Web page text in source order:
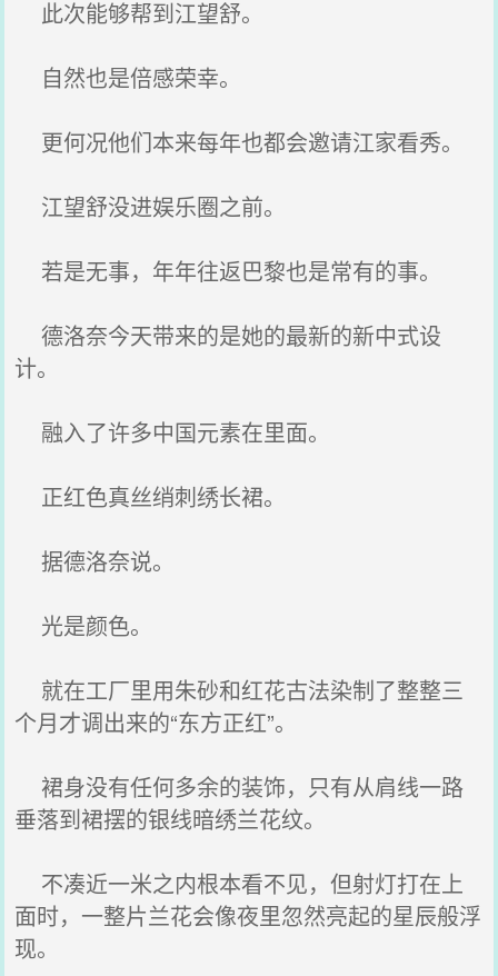
此次能够帮到江望舒。
自然也是倍感荣幸。
更何况他们本来每年也都会邀请江家看秀。
江望舒没进娱乐圈之前。
若是无事，年年往返巴黎也是常有的事。
德洛奈今天带来的是她的最新的新中式设
计。
融入了许多中国元素在里面。
正红色真丝绡刺绣长裙。
据德洛奈说。
光是颜色。
就在工厂里用朱砂和红花古法染制了整整三
个月才调出来的“东方正红”。
裙身没有任何多余的装饰，只有从肩线一路
垂落到裙摆的银线暗绣兰花纹。
不凑近一米之内根本看不见，但射灯打在上
面时，一整片兰花会像夜里忽然亮起的星辰般浮
现。